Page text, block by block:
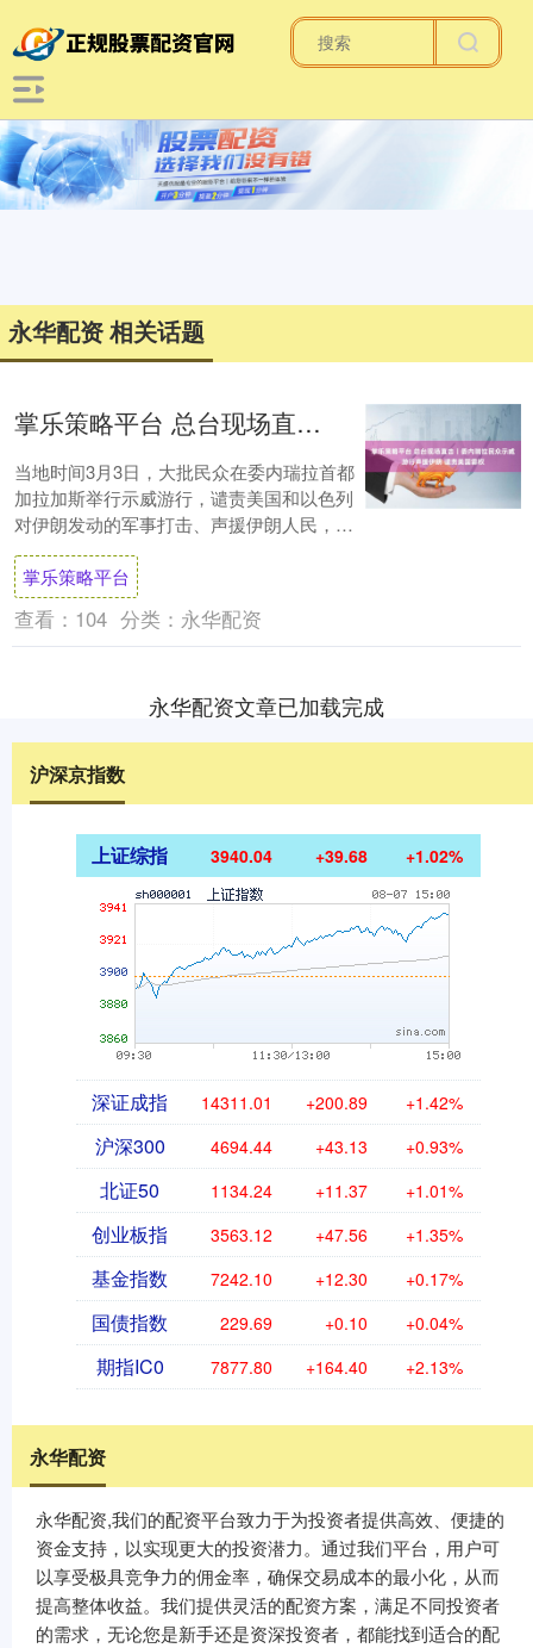
永华配资 相关话题
掌乐策略平台 总台现场直击丨委内瑞拉民众示威游行声援伊朗 谴责美国霸权
当地时间3月3日，大批民众在委内瑞拉首都
加拉加斯举行示威游行，谴责美国和以色列
对伊朗发动的军事打击、声援伊朗人民，并
再次呼吁美方释放2个月前被强行控制的委
内瑞拉....
掌乐策略平台
查看： 104 分类： 永华配资
永华配资文章已加载完成
沪深京指数
上证综指 3940.04 +39.68 +1.02%
深证成指 14311.01 +200.89 +1.42%
沪深300 4694.44 +43.13 +0.93%
北证50 1134.24 +11.37 +1.01%
创业板指 3563.12 +47.56 +1.35%
基金指数 7242.10 +12.30 +0.17%
国债指数 229.69 +0.10 +0.04%
期指IC0 7877.80 +164.40 +2.13%
永华配资
永华配资,我们的配资平台致力于为投资者提供高效、便捷的
资金支持，以实现更大的投资潜力。通过我们平台，用户可
以享受极具竞争力的佣金率，确保交易成本的最小化，从而
提高整体收益。我们提供灵活的配资方案，满足不同投资者
的需求，无论您是新手还是资深投资者，都能找到适合的配